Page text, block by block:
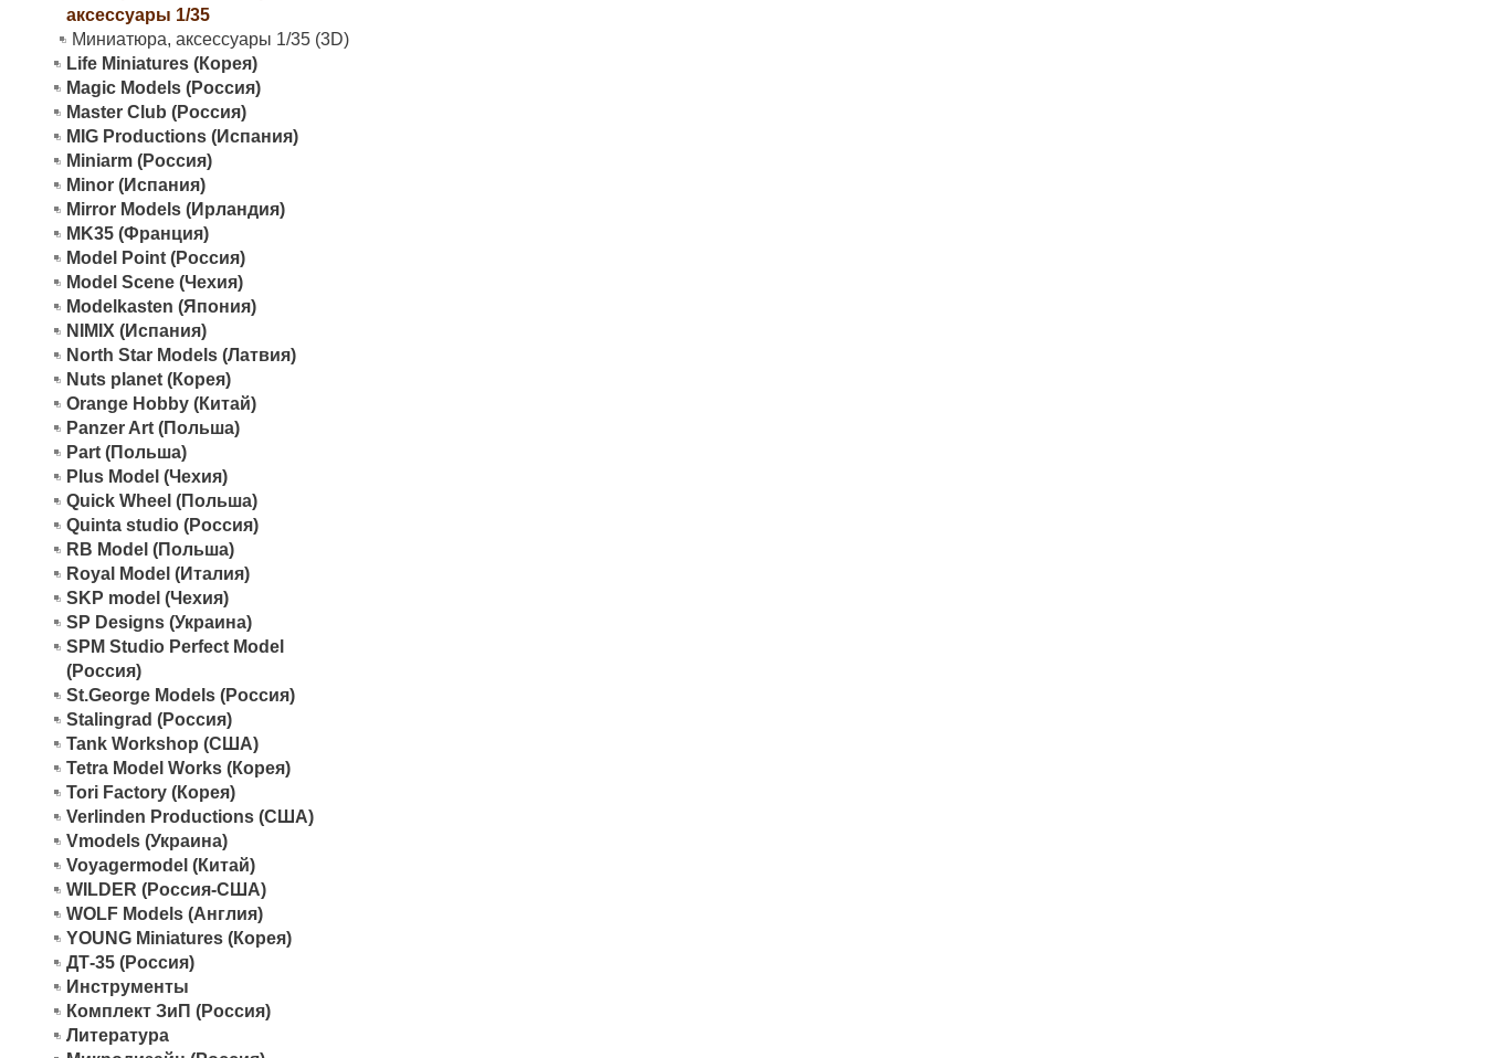
аксессуары 1/35
Миниатюра, аксессуары 1/35 (3D)
Life Miniatures (Корея)
Magic Models (Россия)
Master Club (Россия)
MIG Productions (Испания)
Miniarm (Россия)
Minor (Испания)
Mirror Models (Ирландия)
MK35 (Франция)
Model Point (Россия)
Model Scene (Чехия)
Modelkasten (Япония)
NIMIX (Испания)
North Star Models (Латвия)
Nuts planet (Корея)
Orange Hobby (Китай)
Panzer Art (Польша)
Part (Польша)
Plus Model (Чехия)
Quick Wheel (Польша)
Quinta studio (Россия)
RB Model (Польша)
Royal Model (Италия)
SKP model (Чехия)
SP Designs (Украина)
SPM Studio Perfect Model
(Россия)
St.George Models (Россия)
Stalingrad (Россия)
Tank Workshop (США)
Tetra Model Works (Корея)
Tori Factory (Корея)
Verlinden Productions (США)
Vmodels (Украина)
Voyagermodel (Китай)
WILDER (Россия-США)
WOLF Models (Англия)
YOUNG Miniatures (Корея)
ДТ-35 (Россия)
Инструменты
Комплект ЗиП (Россия)
Литература